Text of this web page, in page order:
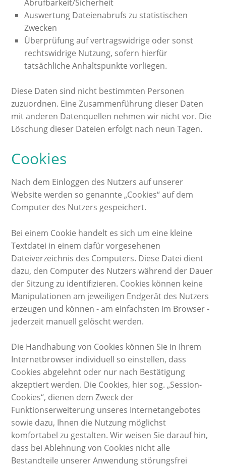
Abrufbarkeit/Sicherheit
Auswertung Dateienabrufs zu statistischen
Zwecken
Überprüfung auf vertragswidrige oder sonst
rechtswidrige Nutzung, sofern hierfür
tatsächliche Anhaltspunkte vorliegen.
Diese Daten sind nicht bestimmten Personen
zuzuordnen. Eine Zusammenführung dieser Daten
mit anderen Datenquellen nehmen wir nicht vor. Die
Löschung dieser Dateien erfolgt nach neun Tagen.
Cookies
Nach dem Einloggen des Nutzers auf unserer
Website werden so genannte „Cookies“ auf dem
Computer des Nutzers gespeichert.
Bei einem Cookie handelt es sich um eine kleine
Textdatei in einem dafür vorgesehenen
Dateiverzeichnis des Computers. Diese Datei dient
dazu, den Computer des Nutzers während der Dauer
der Sitzung zu identifizieren. Cookies können keine
Manipulationen am jeweiligen Endgerät des Nutzers
erzeugen und können - am einfachsten im Browser -
jederzeit manuell gelöscht werden.
Die Handhabung von Cookies können Sie in Ihrem
Internetbrowser individuell so einstellen, dass
Cookies abgelehnt oder nur nach Bestätigung
akzeptiert werden. Die Cookies, hier sog. „Session-
Cookies“, dienen dem Zweck der
Funktionserweiterung unseres Internetangebotes
sowie dazu, Ihnen die Nutzung möglichst
komfortabel zu gestalten. Wir weisen Sie darauf hin,
dass bei Ablehnung von Cookies nicht alle
Bestandteile unserer Anwendung störungsfrei